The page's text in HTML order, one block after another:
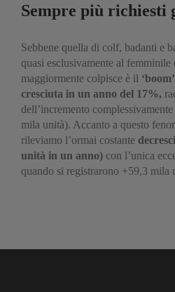
Sempre più richiesti
Sebbene quella di colf, badanti e
quasi esclusivamente al
maggiormente colpisce è il
cresciuta in un anno del 17%,
dell’incremento
mila unità). Accanto a questo
rileviamo l’ormai costante
unità in un anno) con l’unica
quando si registrarono +59,3 mila